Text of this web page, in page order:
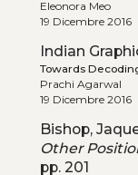
Eleonora Meo
19 Dicembre 2016
Indian
Towards
Prachi Agarwal
19 Dicembre 2016
Bishop,
Other
pp. 201